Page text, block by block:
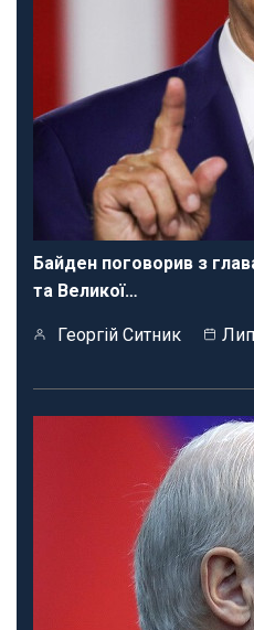
Байден поговорив з
та Великої…
Георгій Ситник